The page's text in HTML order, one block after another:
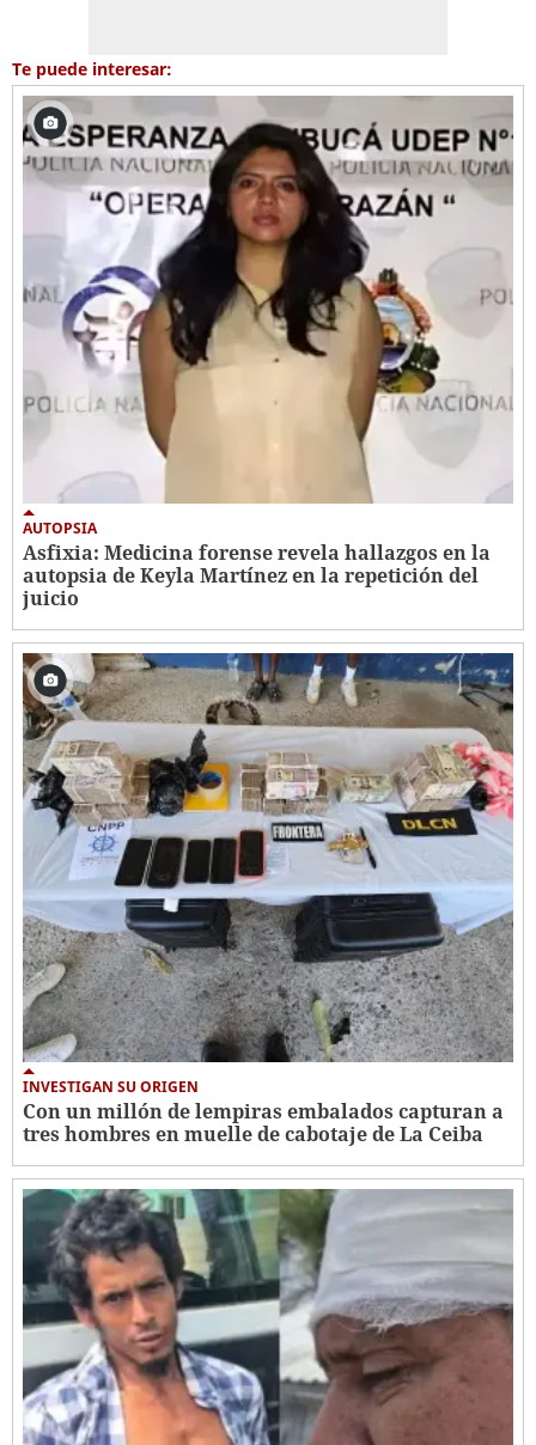
Te puede interesar:
AUTOPSIA
Asfixia: Medicina forense revela hallazgos en la
autopsia de Keyla Martínez en la repetición del
juicio
INVESTIGAN SU ORIGEN
Con un millón de lempiras embalados capturan a
tres hombres en muelle de cabotaje de La Ceiba